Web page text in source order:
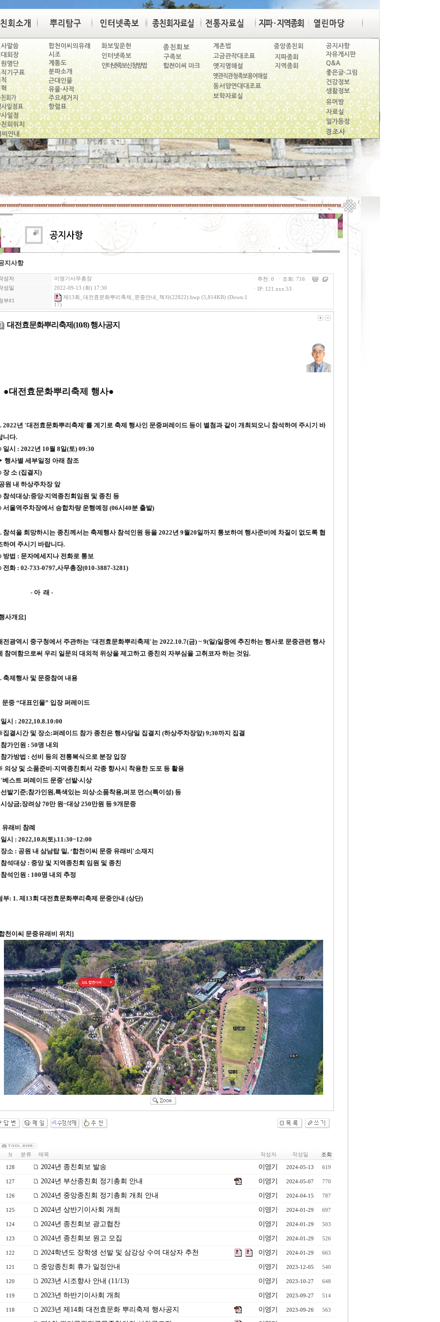
지사항
성자
이영기사무총장
성일
2022-09-13 (화) 17:30
부#1
제13회_대전효문화뿌리축제_문중안내_책자(22822).hwp (5,814KB) (Down:1
17)
ㆍ추천: 0 ㆍ조회: 716
ㆍIP: 121.xxx.53
대전효문화뿌리축제(10/8) 행사공지
●대전효문화뿌리축제 행사●
2022년 '대전효문화뿌리축제'를 계기로 축제 행사인 문중퍼레이드 등이 별첨과 같이 개최되오니 참석하여 주시기 바
니다.
일시 : 2022년 10월 8일(토) 09:30
행사별 세부일정 아래 참조
장 소 (집결지)
원 내 하상주차장 앞
참석대상:중앙∙지역종친회임원 및 종친 등
서울역주차장에서 승합차량 운행예정 (06시40분 출발)
참석을 희망하시는 종친께서는 축제행사 참석인원 등을 2022년 9월20일까지 통보하여 행사준비에 차질이 없도록 협
하여 주시기 바랍니다.
방법 : 문자메세지나 전화로 통보
전화 : 02-733-0797,사무총장(010-3887-3281)
아 래 -
사개요]
전광역시 중구청에서 주관하는 '대전효문화뿌리축제'는 2022.10.7(금) ~ 9(일)일중에 추진하는 행사로 문중관련 행사
참여함으로써 우리 일문의 대외적 위상을 제고하고 종친의 자부심을 고취코자 하는 것임.
축제행사 및 문중참여 내용
문중 “대표인물” 입장 퍼레이드
일시 : 2022,10.8.10:00
결시간 및 장소:퍼레이드 참가 종친은 행사당일 집결지 (하상주차장앞) 9;30까지 집결
참가인원 : 50명 내외
참가방법 : 선비 등의 전통복식으로 분장 입장
의상 및 소품준비-지역종친회서 각종 향사시 착용한 도포 등 활용
'베스트 퍼레이드 문중'선발∙시상
선발기준;참가인원,특색있는 의상∙소품착용,퍼포 먼스(특이성) 등
시상금;장려상 70만 원~대상 250만원 등 9개문중
유래비 참례
일시 : 2022,10.8(토).11:30~12:00
장소 : 공원 내 삼남탑 밑, ‘합천이씨 문중 유래비'소재지
참석대상 : 중앙 및 지역종친회 임원 및 종친
참석인원 : 100명 내외 추정
부: 1. 제13회 대전효문화뿌리축제 문중안내 (상단)
천이씨 문중유래비 위치]
N 분류 제목 작성자 작성일 조회
128 2024년 종친회보 발송 이영기 2024-05-13 619
127 2024년 부산종친회 정기총회 안내 이영기 2024-05-07 770
126 2024년 중앙종친회 정기총회 개최 안내 이영기 2024-04-15 787
125 2024년 상반기이사회 개최 이영기 2024-01-29 697
124 2024년 종친회보 광고협찬 이영기 2024-01-29 503
123 2024년 종친회보 원고 모집 이영기 2024-01-29 526
122 2024학년도 장학생 선발 및 삼강상 수여 대상자 추천 이영기 2024-01-29 663
121 중앙종친회 휴가 일정안내 이영기 2023-12-05 540
120 2023년 시조향사 안내 (11/13) 이영기 2023-10-27 648
119 2023년 하반기이사회 개최 이영기 2023-09-27 514
118 2023년 제14회 대전효문화 뿌리축제 행사공지 이영기 2023-09-26 563